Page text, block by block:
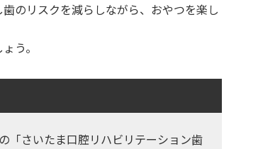
のリスクを減らしながら、おやつを楽し
う。
「さいたま口腔リハビリテーション歯